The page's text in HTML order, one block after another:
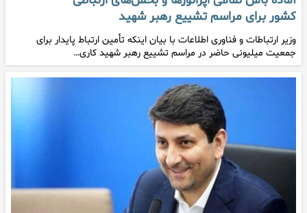
کشور برای مراسم تشییع رهبر شهید
وزیر ارتباطات و فناوری اطلاعات با بیان اینکه تأمین ارتباط پایدار برای
جمعیت میلیونی حاضر در مراسم تشییع رهبر شهید کاری…